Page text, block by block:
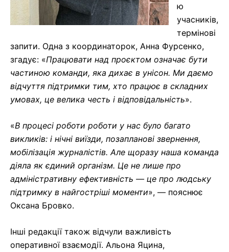
ю
учасників,
термінові
запити. Одна з координаторок, Анна Фурсенко,
згадує: «Працювати над проєктом означає бути
частиною команди, яка дихає в унісон. Ми даємо
відчуття підтримки тим, хто працює в складних
умовах, це велика честь і відповідальність».
«В процесі роботи роботи у нас було багато
викликів: і нічні виїзди, позапланові звернення,
мобілізація журналістів. Але щоразу наша команда
діяла як єдиний організм. Це не лише про
адміністративну ефективність — це про людську
підтримку в найгостріші моменти», — пояснює
Оксана Бровко.
Інші редакції також відчули важливість
оперативної взаємодії. Альона Яцина,